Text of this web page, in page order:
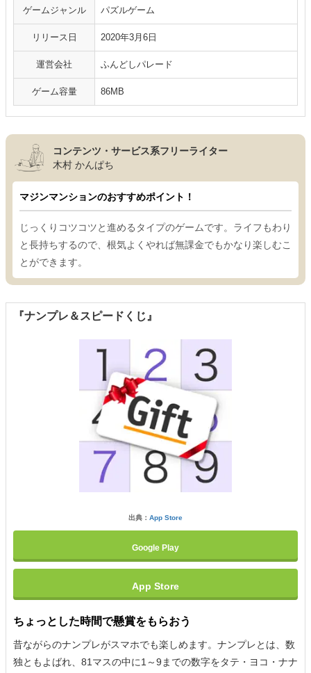
ゲームジャンル パズルゲーム
リリース日 2020年3月6日
運営会社 ふんどしパレード
ゲーム容量 86MB
コンテンツ・サービス系フリーライター
木村 かんぱち
マジンマンションのおすすめポイント！
じっくりコツコツと進めるタイプのゲームです。ライフもわり
と長持ちするので、根気よくやれば無課金でもかなり楽しむこ
とができます。
『ナンプレ＆スピードくじ』
出典： App Store
Google Play
App Store
ちょっとした時間で懸賞をもらおう
昔ながらのナンプレがスマホでも楽しめます。ナンプレとは、数
独ともよばれ、81マスの中に1～9までの数字をタテ・ヨコ・ナナ